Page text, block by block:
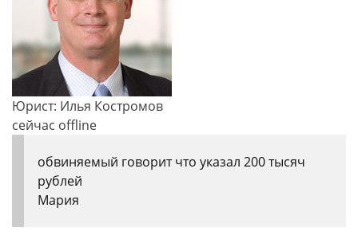
Юрист: Илья Костромов
сейчас offline
обвиняемый говорит что указал 200 тысяч
рублей
Мария